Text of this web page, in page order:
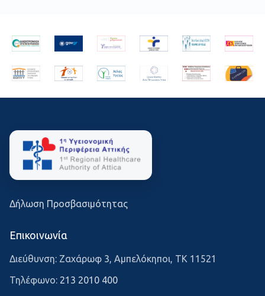
Δήλωση Προσβασιμότητας
Επικοινωνία
Διεύθυνση: Ζαχάρωφ 3, Αμπελόκηποι, ΤΚ 11521
Τηλέφωνο: 213 2010 400